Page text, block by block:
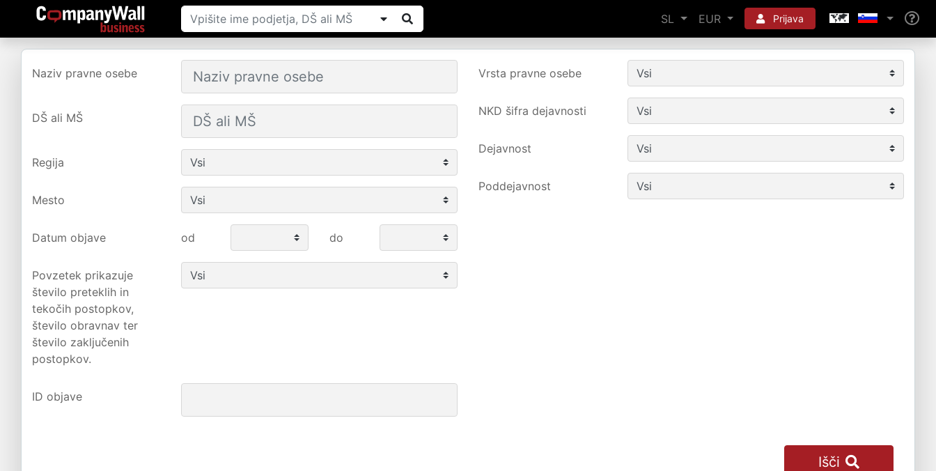
SL EUR Prijava
Naziv pravne osebe
DŠ ali MŠ
Regija
Mesto
Vrsta pravne osebe
NKD šifra dejavnosti
Dejavnost
Poddejavnost
Datum objave od do
Povzetek prikazuje
število preteklih in
tekočih postopkov,
število obravnav ter
število zaključenih
postopkov.
ID objave
Išči